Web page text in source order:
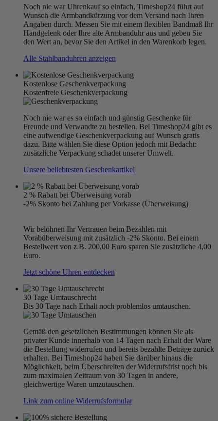
Noch nie war Uhrenkauf so einfach, Timeshop24 führt auf
Wunsch die Armbandkürzung vor dem Versand nach Ihren
Angaben durch. Messen Sie mit einem flexiblen Bandmaß Ihr
Handgelenk oder Ihre alte Armbanduhr aus und geben Sie
den Wert an, bevor Sie den Artikel in den Warenkorb legen.
Alle Stahlbanduhren anzeigen
Kostenlose Geschenkverpackung
Kostenfreie Geschenkverpackung
Noch nie war es so einfach und günstig Geschenke für
Freunde und Verwandte zu bestellen. Bei Timeshop24 gibt es
eine aufwendige Geschenkverpackung auf Wunsch gratis
dazu. Bitte wählen Sie diese Option jedoch mit Bedacht:
zusätzliche Verpackung schadet unserer Umwelt.
Unsere beliebtesten Geschenkartikel
2 % Rabatt bei Überweisung vorab
-2% Skonto bei Zahlung per Vorkasse (Überweisung)
Wir belohnen Ihr Vertrauen beim Bezahlen mit
Vorabüberweisung mit zusätzlich -2% Skonto. Bei einem
Bestellwert von z.B. 200,00 Euro sparen Sie zusätzliche 4,00
Euro.
Jetzt schöne Uhren entdecken
30 Tage Umtauschrecht
Bis 30 Tage nach Erhalt noch problemlos umtauschen.
Gemäß den gesetzlichen Bestimmungen können Sie als
privater Kunde innerhalb von 14 Tagen nach Erhalt der Ware
die Bestellung widerrufen und bereits bezahlte Beträge zurück
erhalten. Bei Timeshop24 haben Sie darüber hinaus die
Möglichkeit, beim Überschreiten der Widerrufsfrist noch bis
zum maximalen Zeitraum von 30 Tagen in andere,
gleichwertige Waren umzutauschen.
Link zum online Widerrufsformular